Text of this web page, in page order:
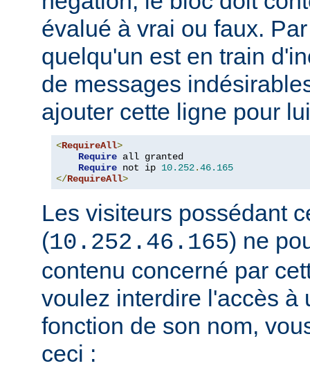
évalué à vrai ou faux.
quelqu'un est en train
de messages
ajouter cette ligne pour
<RequireAll>
Require all granted
Require not ip 10.252.46.165
</RequireAll>
Les visiteurs possédant
(10.252.46.165) ne
contenu concerné par
voulez interdire l'accès à
fonction de son nom,
ceci :